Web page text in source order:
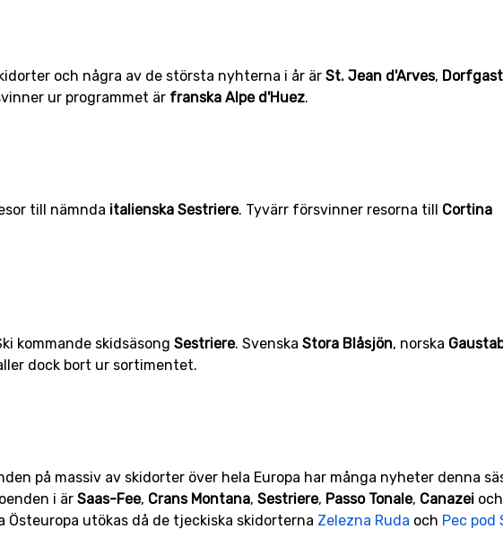
och några av de största nyhterna i år är St. Jean d'Arves,
ur programmet är franska Alpe d'Huez.
till nämnda italienska Sestriere. Tyvärr försvinner resorna till Cortina
kommande skidsäsong Sestriere. Svenska Stora Blåsjön, norska
dock bort ur sortimentet.
på massiv av skidorter över hela Europa har många nyheter denna
i är Saas-Fee, Crans Montana, Sestriere, Passo Tonale, Canazei och
Östeuropa utökas då de tjeckiska skidorterna Zelezna Ruda och Pec pod